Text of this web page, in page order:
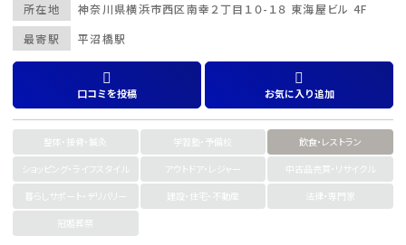
最寄駅 平沼橋駅
所在地 神奈川県横浜市西区南幸２丁目１０-１８ 東海屋ビル 4F
口コミを投稿 お気に入り追加
整体・接骨・鍼灸 学習塾・予備校
飲食・レストラン
ショッピング・ライフスタイル
アウトドア・レジャー
中古品売買・リサイクル
暮らしサポート・デリバリー
建設・住宅・不動産
法律・専門家
冠婚葬祭